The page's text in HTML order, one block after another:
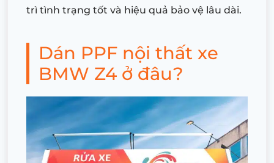
trì tình trạng tốt và hiệu quả bảo vệ lâu dài.
Dán PPF nội thất xe
BMW Z4 ở đâu?